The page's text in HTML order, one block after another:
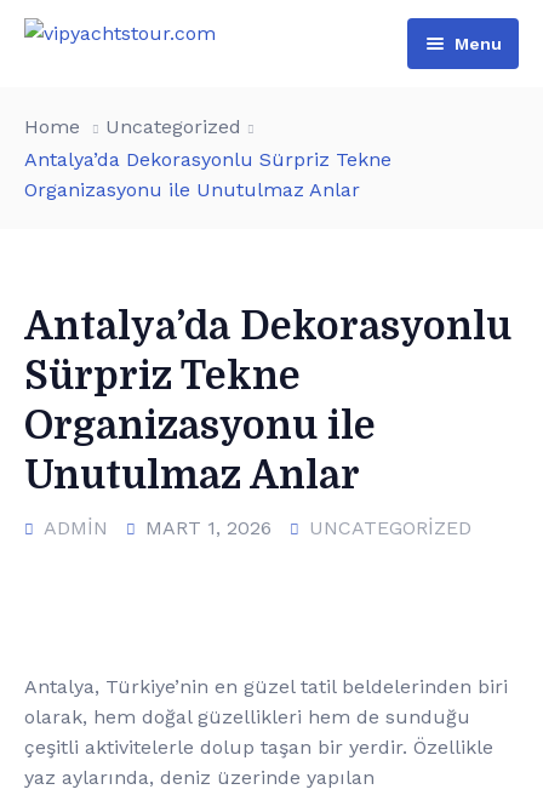
Menu
All Boats
VIP Rental
Special Day Events
List of water sports
Pages
Additional services
Türkçe
English
Home
Uncategorized
Antalya’da Dekorasyonlu Sürpriz Tekne
Organizasyonu ile Unutulmaz Anlar
Antalya’da Dekorasyonlu
Sürpriz Tekne
Organizasyonu ile
Unutulmaz Anlar
ADMIN MART 1, 2026 UNCATEGORIZED
Antalya, Türkiye’nin en güzel tatil beldelerinden biri
olarak, hem doğal güzellikleri hem de sunduğu
çeşitli aktivitelerle dolup taşan bir yerdir. Özellikle
yaz aylarında, deniz üzerinde yapılan